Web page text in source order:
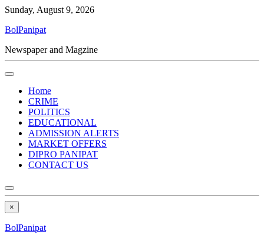
Sunday, August 9, 2026
BolPanipat
Newspaper and Magzine
Home
CRIME
POLITICS
EDUCATIONAL
ADMISSION ALERTS
MARKET OFFERS
DIPRO PANIPAT
CONTACT US
×
BolPanipat